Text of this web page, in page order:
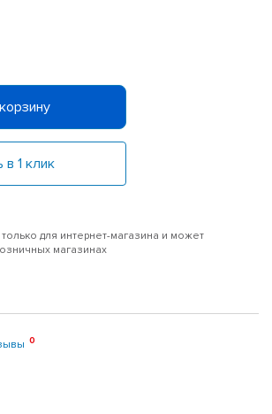
в 1 клик
для интернет-магазина и может
магазинах